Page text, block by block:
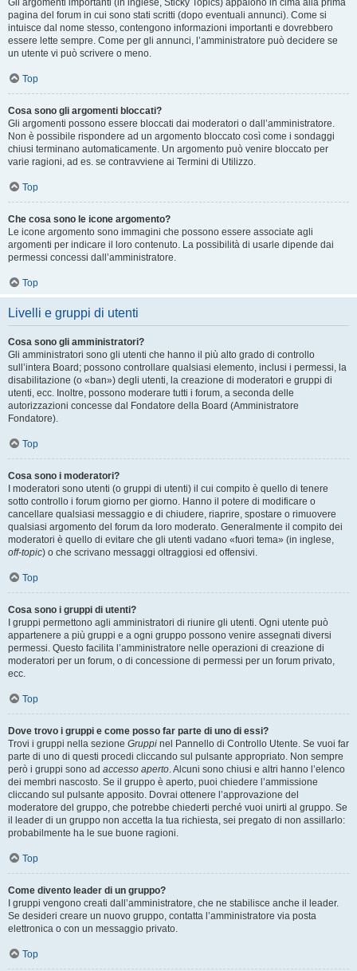
Gli argomenti importanti (in inglese, Sticky Topics) appaiono in cima alla prima
pagina del forum in cui sono stati scritti (dopo eventuali annunci). Come si
intuisce dal nome stesso, contengono informazioni importanti e dovrebbero
essere lette sempre. Come per gli annunci, l’amministratore può decidere se
un utente vi può scrivere o meno.
Top
Cosa sono gli argomenti bloccati?
Gli argomenti possono essere bloccati dai moderatori o dall’amministratore.
Non è possibile rispondere ad un argomento bloccato così come i sondaggi
chiusi terminano automaticamente. Un argomento può venire bloccato per
varie ragioni, ad es. se contravviene ai Termini di Utilizzo.
Top
Che cosa sono le icone argomento?
Le icone argomento sono immagini che possono essere associate agli
argomenti per indicare il loro contenuto. La possibilità di usarle dipende dai
permessi concessi dall’amministratore.
Top
Livelli e gruppi di utenti
Cosa sono gli amministratori?
Gli amministratori sono gli utenti che hanno il più alto grado di controllo
sull’intera Board; possono controllare qualsiasi elemento, inclusi i permessi, la
disabilitazione (o «ban») degli utenti, la creazione di moderatori e gruppi di
utenti, ecc. Inoltre, possono moderare tutti i forum, a seconda delle
autorizzazioni concesse dal Fondatore della Board (Amministratore
Fondatore).
Top
Cosa sono i moderatori?
I moderatori sono utenti (o gruppi di utenti) il cui compito è quello di tenere
sotto controllo i forum giorno per giorno. Hanno il potere di modificare o
cancellare qualsiasi messaggio e di chiudere, riaprire, spostare o rimuovere
qualsiasi argomento del forum da loro moderato. Generalmente il compito dei
moderatori è quello di evitare che gli utenti vadano «fuori tema» (in inglese,
off-topic) o che scrivano messaggi oltraggiosi ed offensivi.
Top
Cosa sono i gruppi di utenti?
I gruppi permettono agli amministratori di riunire gli utenti. Ogni utente può
appartenere a più gruppi e a ogni gruppo possono venire assegnati diversi
permessi. Questo facilita l’amministratore nelle operazioni di creazione di
moderatori per un forum, o di concessione di permessi per un forum privato,
ecc.
Top
Dove trovo i gruppi e come posso far parte di uno di essi?
Trovi i gruppi nella sezione Gruppi nel Pannello di Controllo Utente. Se vuoi far
parte di uno di questi procedi cliccando sul pulsante appropriato. Non sempre
però i gruppi sono ad accesso aperto. Alcuni sono chiusi e altri hanno l’elenco
dei membri nascosto. Se il gruppo è aperto, puoi chiedere l’ammissione
cliccando sul pulsante apposito. Dovrai ottenere l’approvazione del
moderatore del gruppo, che potrebbe chiederti perché vuoi unirti al gruppo. Se
il leader di un gruppo non accetta la tua richiesta, sei pregato di non assillarlo:
probabilmente ha le sue buone ragioni.
Top
Come divento leader di un gruppo?
I gruppi vengono creati dall’amministratore, che ne stabilisce anche il leader.
Se desideri creare un nuovo gruppo, contatta l’amministratore via posta
elettronica o con un messaggio privato.
Top